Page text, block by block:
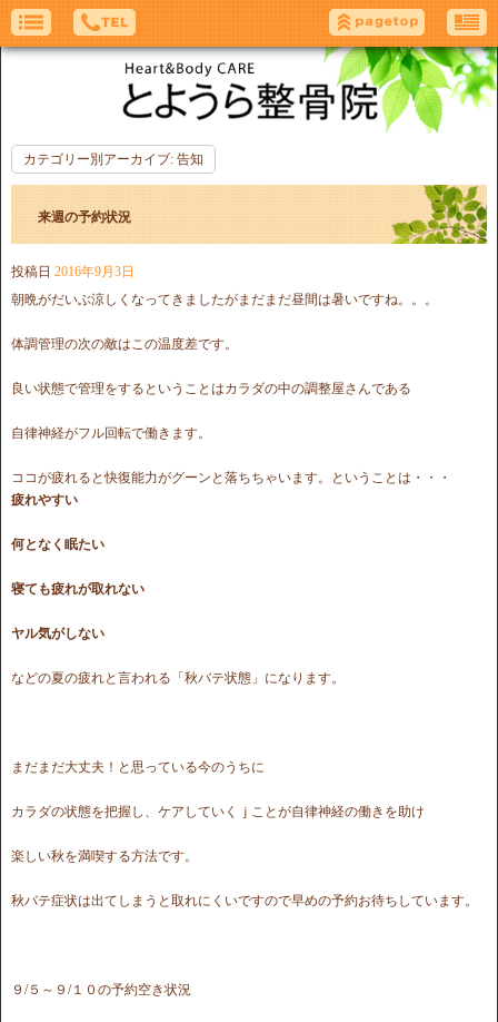
カテゴリー別アーカイブ: 告知
来週の予約状況
投稿日 2016年9月3日
朝晩がだいぶ涼しくなってきましたがまだまだ昼間は暑いですね。。。
体調管理の次の敵はこの温度差です。
良い状態で管理をするということはカラダの中の調整屋さんである
自律神経がフル回転で働きます。
ココが疲れると快復能力がグーンと落ちちゃいます。ということは・・・
疲れやすい
何となく眠たい
寝ても疲れが取れない
ヤル気がしない
などの夏の疲れと言われる「秋バテ状態」になります。
まだまだ大丈夫！と思っている今のうちに
カラダの状態を把握し、ケアしていくｊことが自律神経の働きを助け
楽しい秋を満喫する方法です。
秋バテ症状は出てしまうと取れにくいですので早めの予約お待ちしています。
９/５～９/１０の予約空き状況